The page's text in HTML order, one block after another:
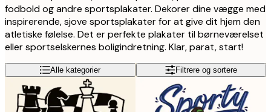
fodbold og andre sportsplakater. Dekorer dine vægge med
inspirerende, sjove sportsplakater for at give dit hjem den
atletiske følelse. Det er perfekte plakater til børneværelset
eller sportselskernes boligindretning. Klar, parat, start!
Alle kategorier Filtrere og sortere